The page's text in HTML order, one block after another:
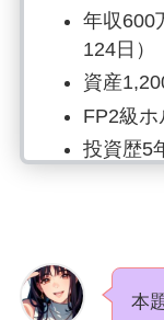
年収600
124日）
資産
FP2級ホ
投資歴5
楽天経
15分筋
かさず本